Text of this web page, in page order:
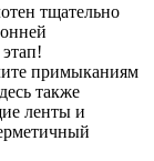
тщательно
примыканиям
также
ленты и